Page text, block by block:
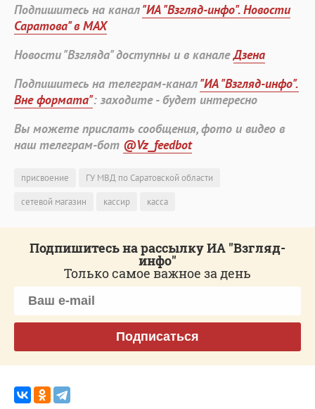
Подпишитесь на канал"ИА "Взгляд-инфо". Новости
Саратова" в MAX
Новости "Взгляда" доступны и в каналеДзена
Подпишитесь на телеграм-канал"ИА "Взгляд-инфо".
Вне формата": заходите - будет интересно
Вы можете прислать сообщения, фото и видео в
наш телеграм-бот @Vz_feedbot
присвоение
ГУ МВД по Саратовской области
сетевой магазин
кассир касса
Подпишитесь на рассылку ИА "Взгляд-
инфо"
Только самое важное за день
Подписаться